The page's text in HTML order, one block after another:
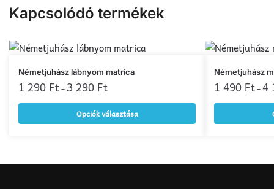
Kapcsolódó termékek
Németjuhász lábnyom matrica
1 290 Ft– 3 290 Ft
Opciók választása
Ennek
a
terméknek
Németjuhász
1 490 Ft–4
Ennek
a
terméknek